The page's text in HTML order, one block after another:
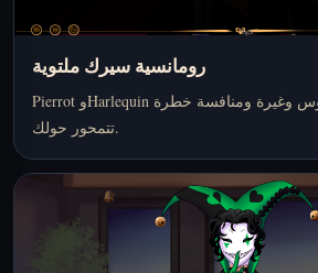
رومانسية سيرك ملتوية
Pierrot وHarlequin يحولان الإعجاب إلى هوس وغيرة ومنافسة خطرة
تتمحور حولك.